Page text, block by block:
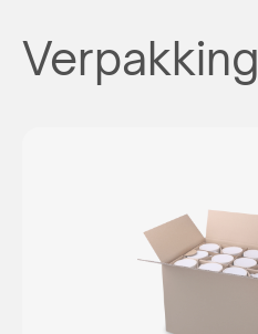
Verpakking